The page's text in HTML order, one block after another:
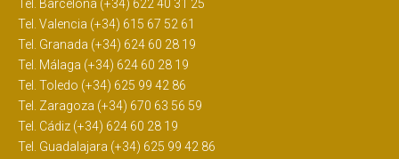
Tel. Barcelona (+34) 622 40 31 25
Tel. Valencia (+34) 615 67 52 61
Tel. Granada (+34) 624 60 28 19
Tel. Málaga (+34) 624 60 28 19
Tel. Toledo (+34) 625 99 42 86
Tel. Zaragoza (+34) 670 63 56 59
Tel. Cádiz (+34) 624 60 28 19
Tel. Guadalajara (+34) 625 99 42 86